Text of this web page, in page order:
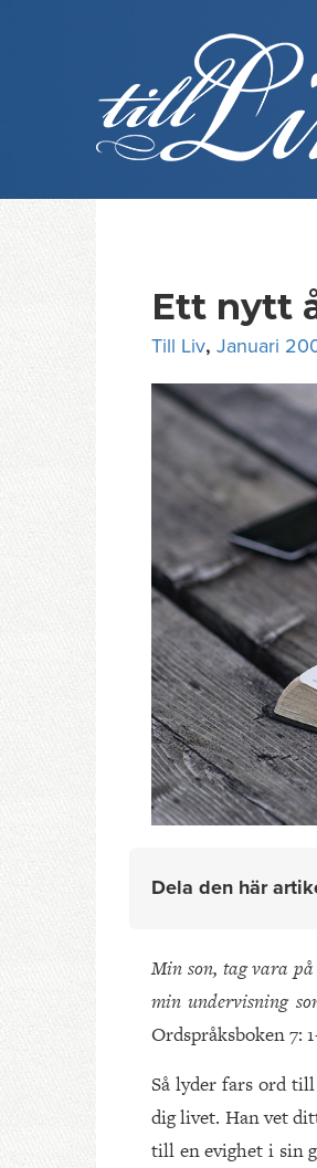
Ett nytt
Till Liv, Januari
Dela den här
Min son, tag vara
min undervisning
Ordspråksboken 7:
Så lyder fars ord
dig livet. Han vet
till en evighet i sin